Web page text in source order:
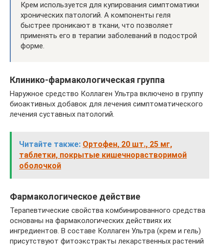
Крем используется для купирования симптоматики
хронических патологий. А компоненты геля
быстрее проникают в ткани, что позволяет
применять его в терапии заболеваний в подострой
форме.
Клинико-фармакологическая группа
Наружное средство Коллаген Ультра включено в группу
биоактивных добавок для лечения симптоматического
лечения суставных патологий.
Читайте также: Ортофен, 20 шт., 25 мг,
таблетки, покрытые кишечнорастворимой
оболочкой
Фармакологическое действие
Терапевтические свойства комбинированного средства
основаны на фармакологических действиях их
ингредиентов. В составе Коллаген Ультра (крем и гель)
присутствуют фитоэкстракты лекарственных растений